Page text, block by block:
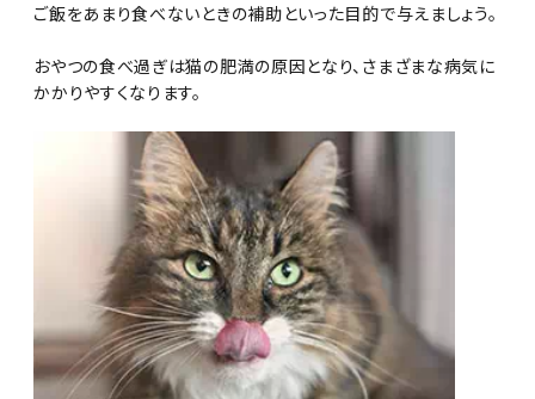
ご飯をあまり食べないときの補助といった目的で与えましょう。
おやつの食べ過ぎは猫の肥満の原因となり、さまざまな病気に
かかりやすくなります。